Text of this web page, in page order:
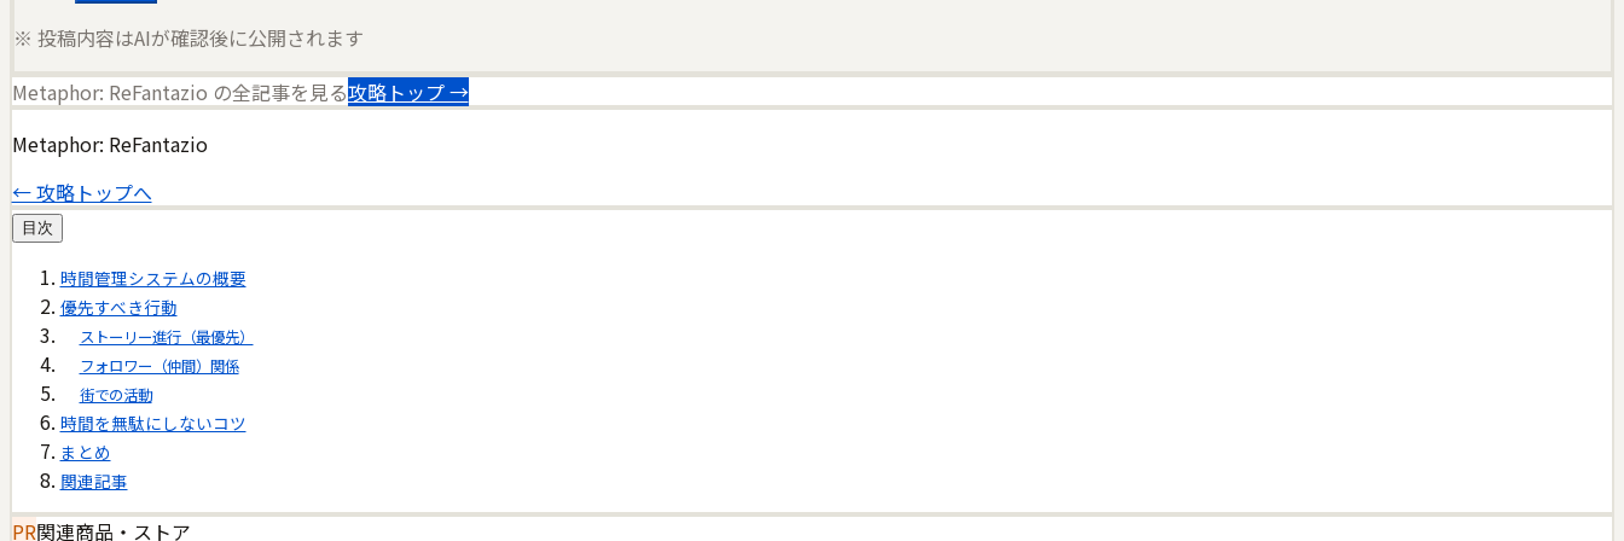
※ 投稿内容はAIが確認後に公開されます
Metaphor: ReFantazio の全記事を見る攻略トップ →
Metaphor: ReFantazio
← 攻略トップへ
目次
時間管理システムの概要
優先すべき行動
ストーリー進行（最優先）
フォロワー（仲間）関係
街での活動
時間を無駄にしないコツ
まとめ
関連記事
PR関連商品・ストア